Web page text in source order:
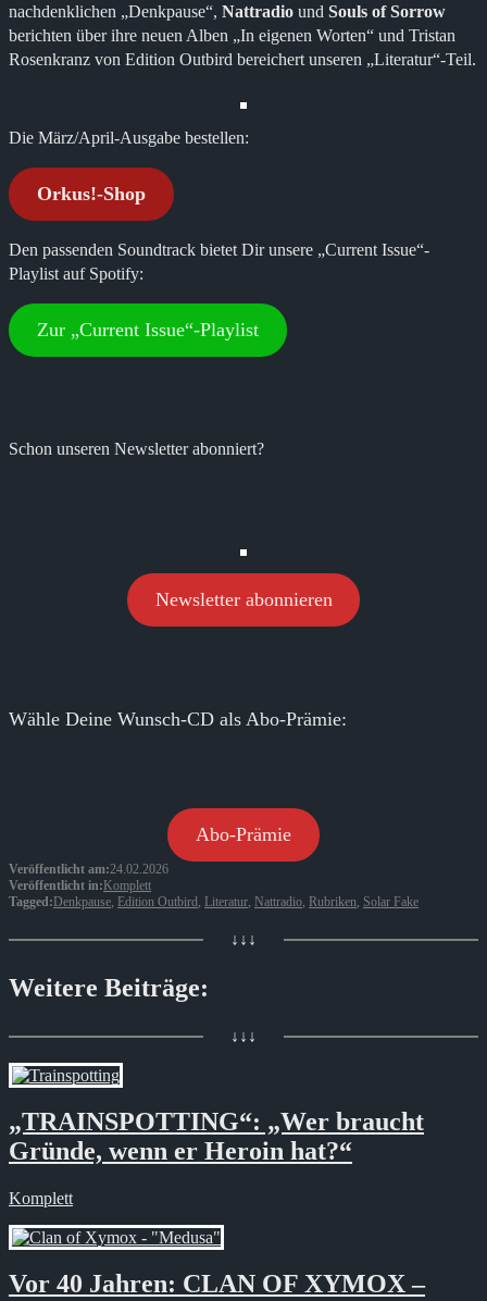
nachdenklichen „Denkpause“, Nattradio und Souls of Sorrow
berichten über ihre neuen Alben „In eigenen Worten“ und Tristan
Rosenkranz von Edition Outbird bereichert unseren „Literatur“-Teil.
Die März/April-Ausgabe bestellen:
Orkus!-Shop
Den passenden Soundtrack bietet Dir unsere „Current Issue“-
Playlist auf Spotify:
Zur „Current Issue“-Playlist
Schon unseren Newsletter abonniert?
Newsletter abonnieren
Wähle Deine Wunsch-CD als Abo-Prämie:
Abo-Prämie
Veröffentlicht am:24.02.2026
Veröffentlicht in:Komplett
Tagged:Denkpause, Edition Outbird, Literatur, Nattradio, Rubriken, Solar Fake
↓↓↓
Weitere Beiträge:
↓↓↓
„TRAINSPOTTING“: „Wer braucht
Gründe, wenn er Heroin hat?“
Komplett
Vor 40 Jahren: CLAN OF XYMOX –